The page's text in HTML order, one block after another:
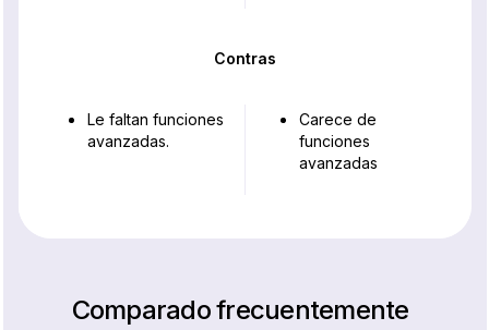
Contras
Le faltan funciones
avanzadas.
Carece de
funciones
avanzadas
Comparado frecuentemente